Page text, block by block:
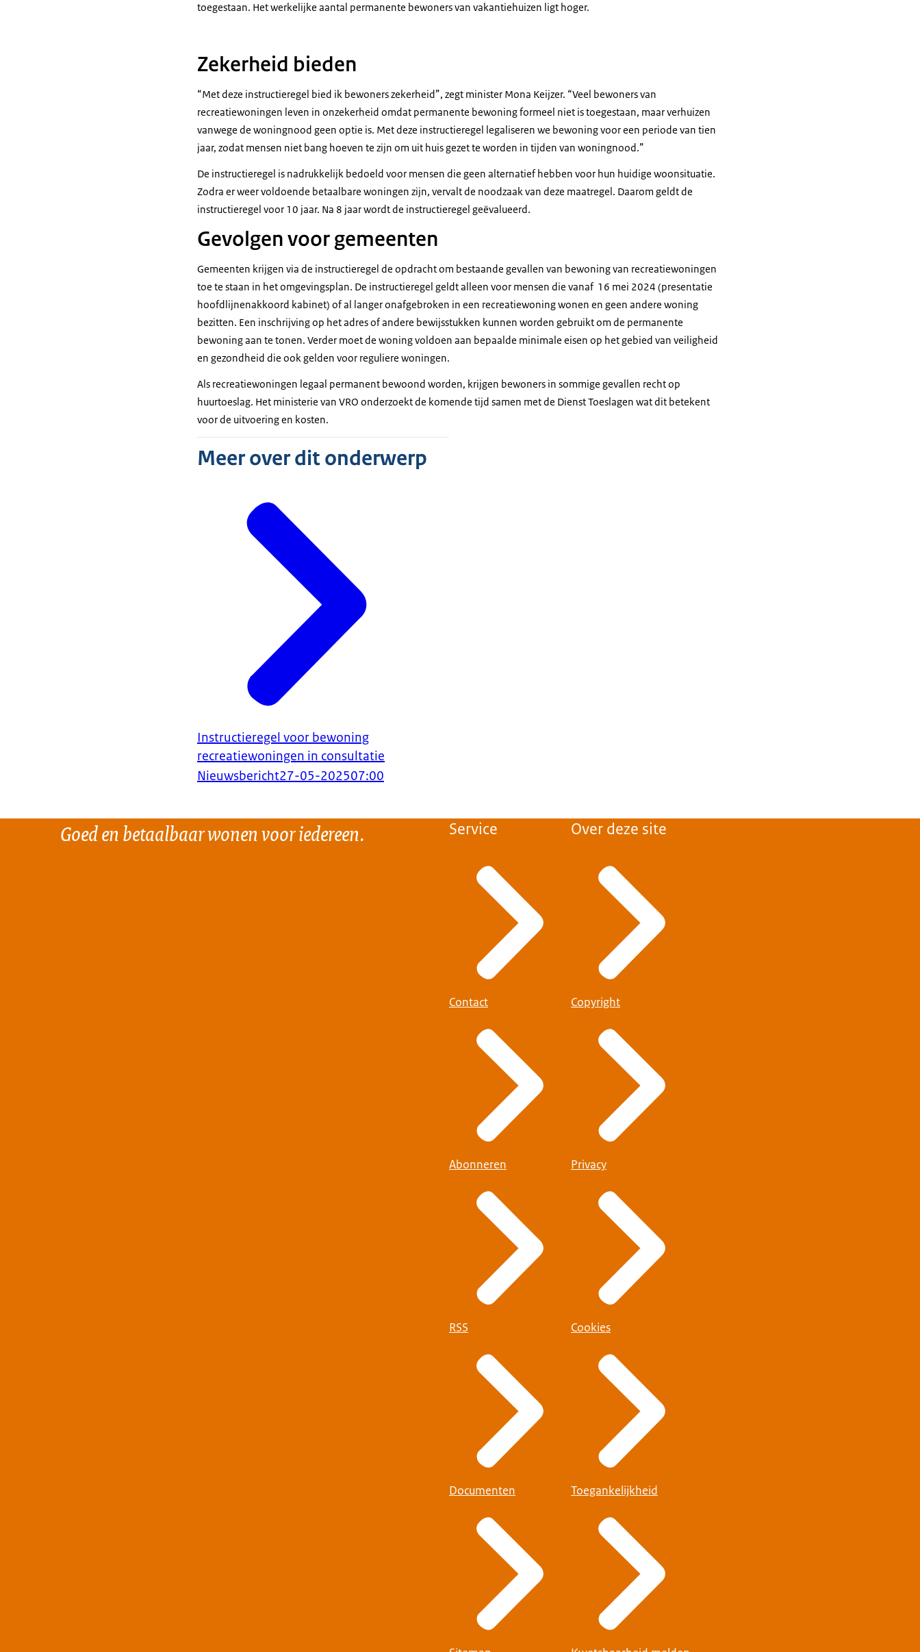
toegestaan. Het werkelijke aantal permanente bewoners van vakantiehuizen ligt hoger.
Zekerheid bieden
“Met deze instructieregel bied ik bewoners zekerheid”, zegt minister Mona Keijzer. “Veel bewoners van
recreatiewoningen leven in onzekerheid omdat permanente bewoning formeel niet is toegestaan, maar verhuizen
vanwege de woningnood geen optie is. Met deze instructieregel legaliseren we bewoning voor een periode van tien
jaar, zodat mensen niet bang hoeven te zijn om uit huis gezet te worden in tijden van woningnood.”
De instructieregel is nadrukkelijk bedoeld voor mensen die geen alternatief hebben voor hun huidige woonsituatie.
Zodra er weer voldoende betaalbare woningen zijn, vervalt de noodzaak van deze maatregel. Daarom geldt de
instructieregel voor 10 jaar. Na 8 jaar wordt de instructieregel geëvalueerd.
Gevolgen voor gemeenten
Gemeenten krijgen via de instructieregel de opdracht om bestaande gevallen van bewoning van recreatiewoningen
toe te staan in het omgevingsplan. De instructieregel geldt alleen voor mensen die vanaf 16 mei 2024 (presentatie
hoofdlijnenakkoord kabinet) of al langer onafgebroken in een recreatiewoning wonen en geen andere woning
bezitten. Een inschrijving op het adres of andere bewijsstukken kunnen worden gebruikt om de permanente
bewoning aan te tonen. Verder moet de woning voldoen aan bepaalde minimale eisen op het gebied van veiligheid
en gezondheid die ook gelden voor reguliere woningen.
Als recreatiewoningen legaal permanent bewoond worden, krijgen bewoners in sommige gevallen recht op
huurtoeslag. Het ministerie van VRO onderzoekt de komende tijd samen met de Dienst Toeslagen wat dit betekent
voor de uitvoering en kosten.
Meer over dit onderwerp
Instructieregel voor bewoning
recreatiewoningen in consultatie
Nieuwsbericht27-05-202507:00
Goed en betaalbaar wonen voor iedereen. Service
Contact
Abonneren
RSS
Documenten
Over deze site
Copyright
Privacy
Cookies
Toegankelijkheid